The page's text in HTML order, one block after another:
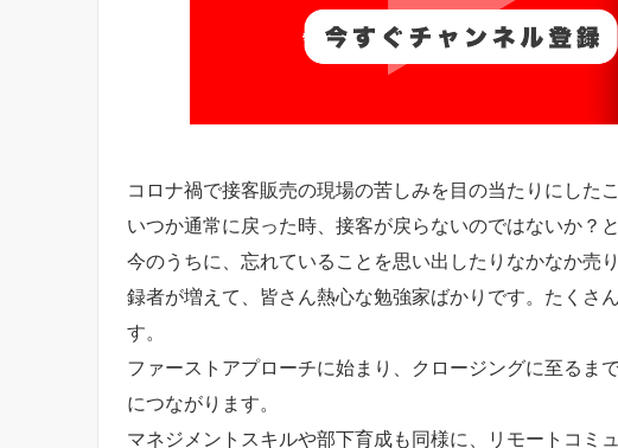
コロナ禍で接客販売の現場の苦しみを目の当たりにした
いつか通常に戻った時、接客が戻らないのではないか？
今のうちに、忘れていることを思い出したりなかなか売
録者が増えて、皆さん熱心な勉強家ばかりです。たくさ
す。
ファーストアプローチに始まり、クロージングに至るま
につながります。
マネジメントスキルや部下育成も同様に、リモートコミ